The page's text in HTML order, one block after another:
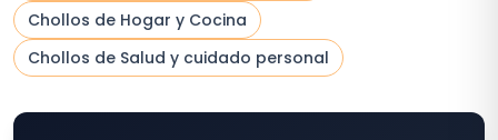
Chollos de Hogar y Cocina
Chollos de Salud y cuidado personal